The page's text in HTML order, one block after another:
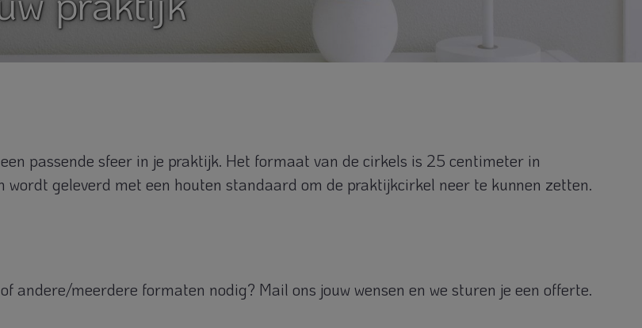
passende sfeer in je praktijk. Het formaat van de cirkels is 25 centimeter in
geleverd met een houten standaard om de praktijkcirkel neer te kunnen zetten.
andere/meerdere formaten nodig? Mail ons jouw wensen en we sturen je een offerte.